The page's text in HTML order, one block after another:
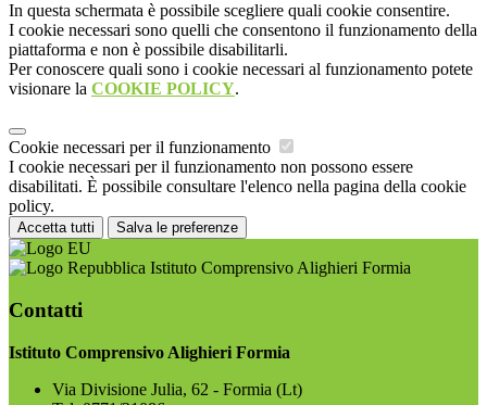
In questa schermata è possibile scegliere quali cookie consentire.
I cookie necessari sono quelli che consentono il funzionamento della
piattaforma e non è possibile disabilitarli.
Per conoscere quali sono i cookie necessari al funzionamento potete
visionare la COOKIE POLICY.
Cookie necessari per il funzionamento
I cookie necessari per il funzionamento non possono essere
disabilitati. È possibile consultare l'elenco nella pagina della cookie
policy.
Accetta tutti Salva le preferenze
Istituto Comprensivo Alighieri Formia
Contatti
Istituto Comprensivo Alighieri Formia
Via Divisione Julia, 62 - Formia (Lt)